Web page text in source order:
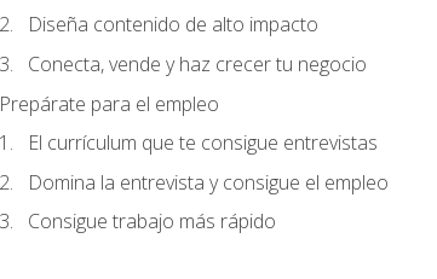
Diseña contenido de alto impacto
Conecta, vende y haz crecer tu negocio
Prepárate para el empleo
El currículum que te consigue entrevistas
Domina la entrevista y consigue el empleo
Consigue trabajo más rápido